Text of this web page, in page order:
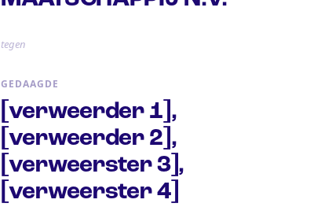
tegen
GEDAAGDE
[verweerder 1],
[verweerder 2],
[verweerster 3],
[verweerster 4]